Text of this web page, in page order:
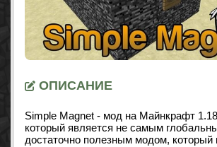
ОПИСАНИЕ
Simple Magnet - мод на Майнкрафт
который является не самым
достаточно полезным модом, который